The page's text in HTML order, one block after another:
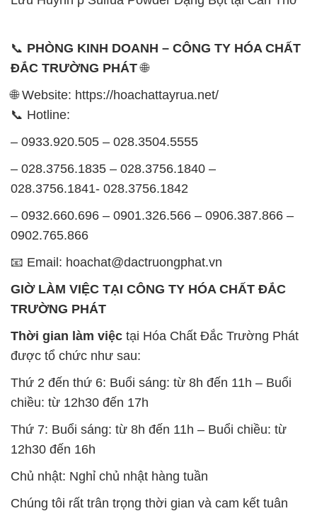
🌐 Website: https://hoachattayrua.net/
– 0933.920.505 – 028.3504.5555
028.3756.1841- 028.3756.1842
0902.765.866
📧 Email: hoachat@dactruongphat.vn
TRƯỜNG PHÁT
được tổ chức như sau:
Thứ 2 đến thứ 6: Buổi sáng: từ 8h đến 11h – Buổi
chiều: từ 12h30 đến 17h
Thứ 7: Buổi sáng: từ 8h đến 11h – Buổi chiều: từ
12h30 đến 16h
Chủ nhật: Nghỉ chủ nhật hàng tuần
thủ giờ làm việc để đảm bảo sự hỗ trợ tốt nhất cho
khách hàng và đảm bảo hiệu suất công việc cao
nhất của nhân viên.
BẢN ĐỒ MAP TẠI CÔNG TY HÓA CHẤT ĐẮC